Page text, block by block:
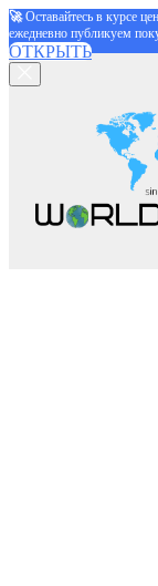
🚀Оставайтесь в курсе
ежедневно публикуем
ОТКРЫТЬ